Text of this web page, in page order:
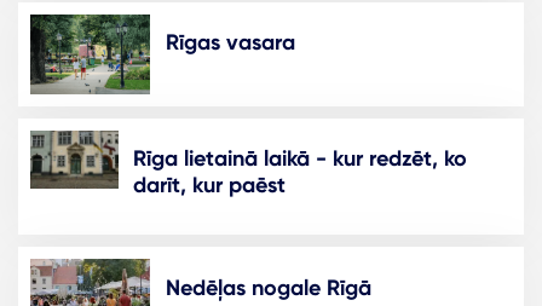
Rīgas vasara
Rīga lietainā laikā - kur redzēt, ko
darīt, kur paēst
Nedēļas nogale Rīgā